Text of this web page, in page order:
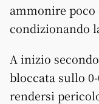
ammonire poco
condizionando
A inizio
bloccata sullo
rendersi